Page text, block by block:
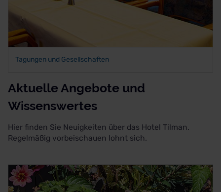
Tagungen und Gesellschaften
Aktuelle Angebote und
Wissenswertes
Hier finden Sie Neuigkeiten über das Hotel Tilman.
Regelmäßig vorbeischauen lohnt sich.